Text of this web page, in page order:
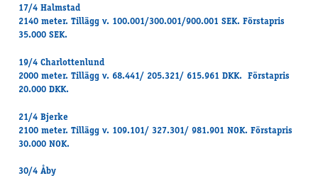
17/4 Halmstad
2140 meter. Tillägg v. 100.001/300.001/900.001 SEK. Förstapris
35.000 SEK.
19/4 Charlottenlund
2000 meter. Tillägg v. 68.441/ 205.321/ 615.961 DKK. Förstapris
20.000 DKK.
21/4 Bjerke
2100 meter. Tillägg v. 109.101/ 327.301/ 981.901 NOK. Förstapris
30.000 NOK.
30/4 Åby